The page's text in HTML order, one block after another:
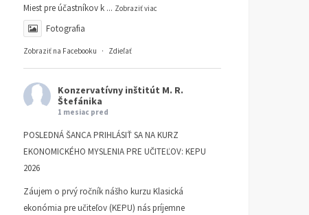
2025
Miest pre účastníkov k ... Zobraziť viac
Fotografia
Zobraziť na Facebooku · Zdieľať
Konzervatívny inštitút M. R.
Štefánika
1 mesiac pred
POSLEDNÁ ŠANCA PRIHLÁSIŤ SA NA KURZ
EKONOMICKÉHO MYSLENIA PRE UČITEĽOV: KEPU
2026
Záujem o prvý ročník nášho kurzu Klasická
ekonómia pre učiteľov (KEPU) nás príjemne